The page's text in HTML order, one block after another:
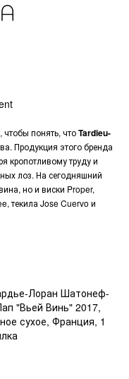
понять, чтоTardieu-
Продукция этого бренда
кропотливому труду и
лоз. На сегодняшний
но и виски Proper,
текила Jose Cuervo и